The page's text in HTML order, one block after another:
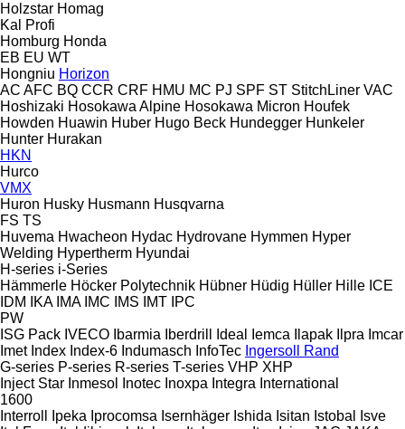
Holzstar Homag
Kal
Profi
Homburg Honda
EB EU WT
Hongniu Horizon
AC AFC BQ CCR CRF HMU MC PJ SPF ST StitchLiner VAC
Hoshizaki Hosokawa Alpine Hosokawa Micron Houfek
Howden Huawin Huber Hugo Beck Hundegger Hunkeler
Hunter Hurakan
HKN
Hurco
VMX
Huron Husky Husmann Husqvarna
FS TS
Huvema Hwacheon Hydac Hydrovane Hymmen Hyper
Welding Hypertherm Hyundai
H-series i-Series
Hämmerle Höcker Polytechnik Hübner Hüdig Hüller Hille ICE
IDM
IKA IMA IMC IMS IMT IPC
PW
ISG Pack IVECO Ibarmia Iberdrill Ideal Iemca Ilapak Ilpra Imcar
Imet Index Index-6 Indumasch InfoTec Ingersoll Rand
G-series P-series R-series T-series VHP XHP
Inject Star Inmesol Inotec Inoxpa Integra International
1600
Interroll
Ipeka Iprocomsa Isernhäger Ishida Isitan Istobal
Isve